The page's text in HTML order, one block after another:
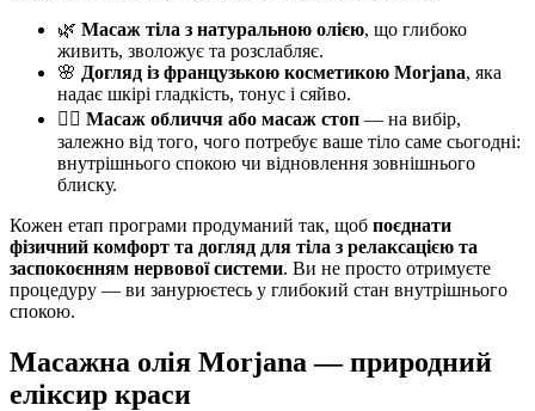
🌿 Масаж тіла з натуральною олією, що глибоко
живить, зволожує та розслабляє.
🌸 Догляд із французькою косметикою Morjana, яка
надає шкірі гладкість, тонус і сяйво.
💆‍♀️ Масаж обличчя або масаж стоп — на вибір,
залежно від того, чого потребує ваше тіло саме сьогодні:
внутрішнього спокою чи відновлення зовнішнього
блиску.
Кожен етап програми продуманий так, щоб поєднати
фізичний комфорт та догляд для тіла з релаксацією та
заспокоєнням нервової системи. Ви не просто отримуєте
процедуру — ви занурюєтесь у глибокий стан внутрішнього
спокою.
Масажна олія Morjana — природний
еліксир краси